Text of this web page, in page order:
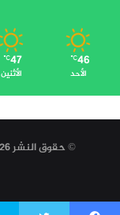
46
℃
الأحد
47
℃
الأثنين
© حقوق النشر 2026، جميع الحقوق محفوظة |